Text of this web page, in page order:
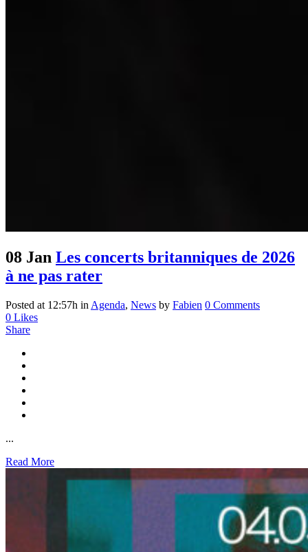
08 Jan Les concerts britanniques de 2026
à ne pas rater
Posted at 12:57h in Agenda, News by Fabien 0 Comments
0 Likes
Share
...
Read More